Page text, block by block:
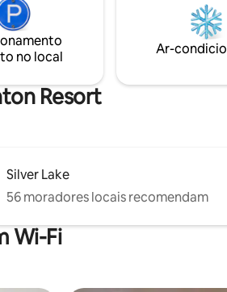
de
pólvora. Da porta ao
minutos! Brighton recebeu
de neve em 2023; a história
registrada! Esquiamos
banheira de
no local
Ar-
Resort
Silver Lake
56 moradores locais recomendam
Wi-Fi